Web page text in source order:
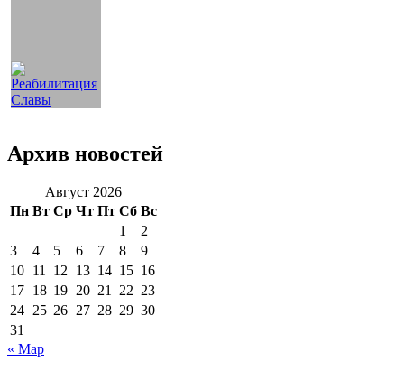
Архив новостей
Август 2026
Пн Вт Ср Чт Пт Сб Вс
1
2
3
4 5 6 7 8
9
10 11 12 13 14 15 16
17 18 19 20 21 22 23
24 25 26 27 28 29 30
31
« Мар